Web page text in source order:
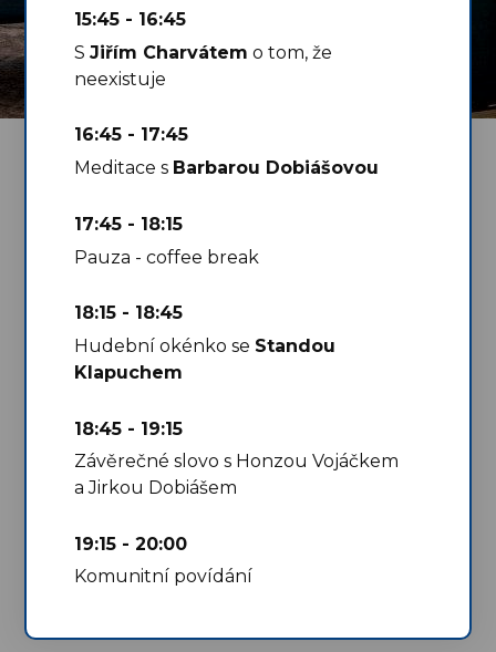
15:45 - 16:45
SJiřím Charvátem o tom, že
neexistuje
16:45 - 17:45
Meditace s Barbarou Dobiášovou
17:45 - 18:15
Pauza - coffee break
18:15 - 18:45
Hudební okénko se Standou
Klapuchem
18:45 - 19:15
Závěrečné slovo s Honzou Vojáčkem
a Jirkou Dobiášem
19:15 - 20:00
Komunitní povídání